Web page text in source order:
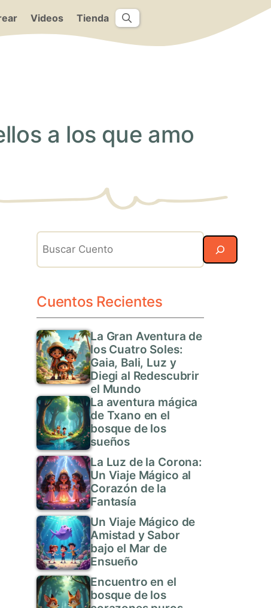
Videos Tienda
a los que amo
Search
Cuentos Recientes
La Gran Aventura de
los Cuatro Soles:
Gaia, Bali, Luz y
Diegi al Redescubrir
el Mundo
La aventura mágica
de Txano en el
bosque de los
sueños
La Luz de la Corona:
Un Viaje Mágico al
Corazón de la
Fantasía
Un Viaje Mágico de
Amistad y Sabor
bajo el Mar de
Ensueño
Encuentro en el
bosque de los